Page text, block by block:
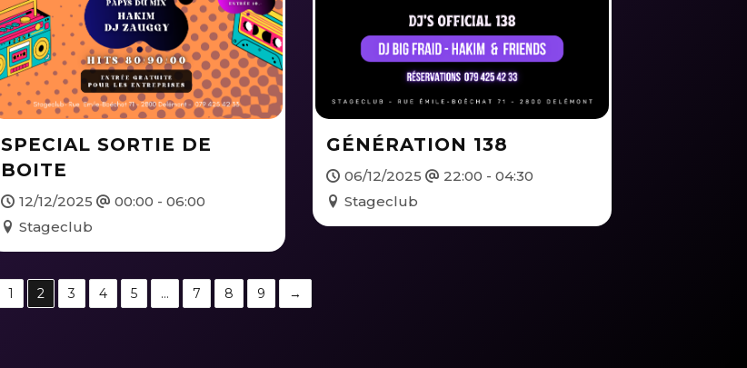
SPECIAL SORTIE DE
BOITE
12/12/2025
00:00 - 06:00
Stageclub
GÉNÉRATION 138
06/12/2025
22:00 - 04:30
Stageclub
1 2 3 4 5 … 7 8 9 →